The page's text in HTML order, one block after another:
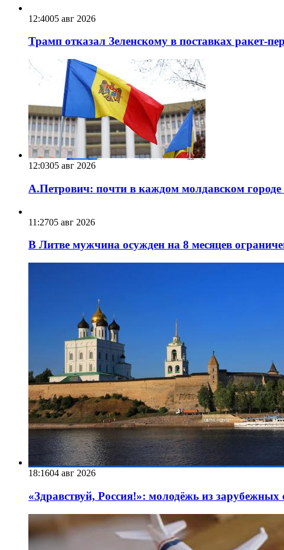
12:4005 авг 2026
Трамп отказал Зеленскому в поставках ракет-
12:0305 авг 2026
А.Петрович: почти в каждом молдавском
11:2705 авг 2026
В Литве мужчина осужден на 8 месяцев
18:1604 авг 2026
«Здравствуй, Россия!»: молодёжь из